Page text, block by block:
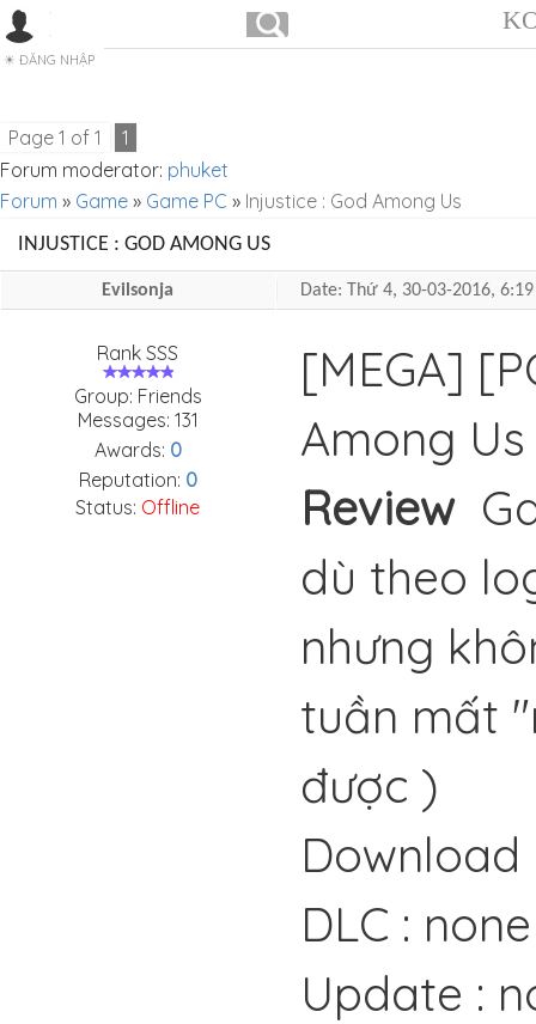
ĐĂNG NHẬP
Page 1 of 1
1
Forum moderator: phuket
Forum » Game » Game PC » Injustice : God Among Us
INJUSTICE : GOD AMONG US
Evilsonja Date: Thứ 4, 30-03-2016,
Rank SSS
Group: Friends
Messages: 131
Awards: 0
Reputation: 0
Status: Offline
[MEGA]
Among
Review
dù theo
nhưng
tuần mất
được )
DLC : none
Update :